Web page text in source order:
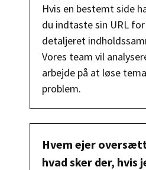
Hvis en bestemt side
du indtaste sin URL
detaljeret
Vores team vil
arbejde på at løse
problem.
Hvem ejer
hvad sker der, hvis